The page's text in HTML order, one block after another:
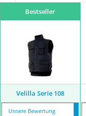
Bestseller
Velilla Serie 108
Unsere Bewertung